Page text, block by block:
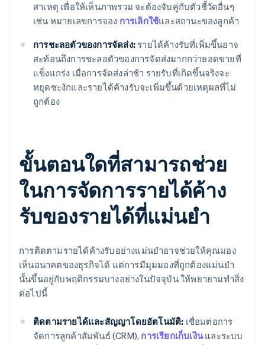
สาเหตุ เพื่อให้เห็นภาพรวม จะต้องจับคู่กับตัวชี้วัดอื่นๆ
เช่น หมายเลขการจอง การเลิกใช้และสถานะของลูกค้า
การชะลอตัวของการจัดส่ง: รายได้ค้างรับที่เพิ่มขึ้นอาจ
สะท้อนถึงการชะลอตัวของการจัดส่งมากกว่ายอดขายที่
แข็งแกร่ง เมื่อการจัดส่งล่าช้า รายรับที่เกิดขึ้นจริงจะ
หยุดชะงักและรายได้ค้างรับจะเพิ่มขึ้นด้วยเหตุผลที่ไม่
ถูกต้อง
ขั้นตอนใดที่สามารถช่วย
ในการจัดการรายได้ค้าง
รับของรายได้ที่แม่นยำ
การติดตามรายได้ค้างรับอย่างแม่นยำอาจช่วยให้คุณมอง
เห็นอนาคตของธุรกิจได้ แต่การมีมุมมองที่ถูกต้องแม่นยำ
นั้นขึ้นอยู่กับพฤติกรรมบางอย่างในปัจจุบัน ให้พยายามทำสิ่ง
ต่อไปนี้
ติดตามรายได้และสัญญาโดยอัตโนมัติ: เชื่อมต่อการ
จัดการลูกค้าสัมพันธ์ (CRM), การเรียกเก็บเงินและระบบ